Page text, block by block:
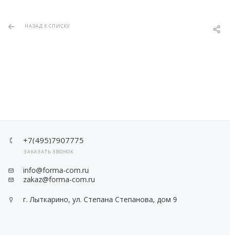
НАЗАД К СПИСКУ
+7(495)7907775
ЗАКАЗАТЬ ЗВОНОК
info@forma-com.ru
zakaz@forma-com.ru
г. Лыткарино, ул. Степана Степанова, дом 9